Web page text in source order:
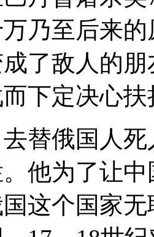
乃至后来
了敌人的
下定决心
替俄国人
他为了让
这个国家